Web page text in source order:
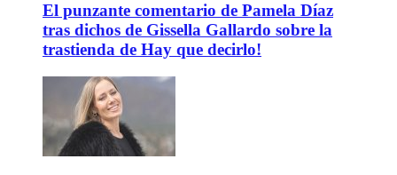
El punzante comentario de Pamela Díaz
tras dichos de Gissella Gallardo sobre la
trastienda de Hay que decirlo!